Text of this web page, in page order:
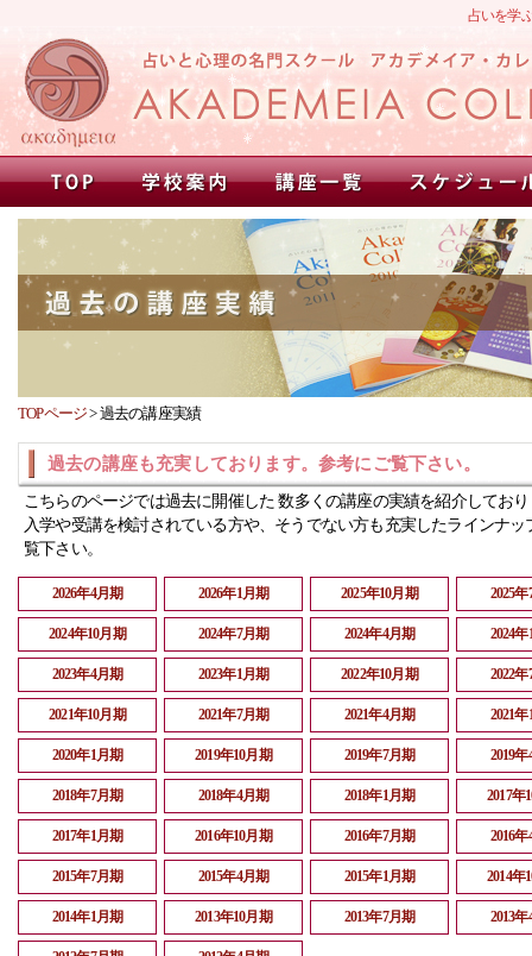
占いを学
TOPページ>過去の講座実績
過去の講座も充実しております。参考にご覧下さい。
こちらのページでは過去に開催した 数多くの講座の実績を紹介してお
入学や受講を検討されている方や、そうでない方も充実したラインナッ
覧下さい。
2026年4月期 2026年1月期 2025年10月期 2025
2024年10月期 2024年7月期 2024年4月期 2024
2023年4月期 2023年1月期 2022年10月期 2022
2021年10月期 2021年7月期 2021年4月期 2021
2020年1月期 2019年10月期 2019年7月期 2019
2018年7月期 2018年4月期 2018年1月期 2017年
2017年1月期 2016年10月期 2016年7月期 2016
2015年7月期 2015年4月期 2015年1月期 2014年
2014年1月期 2013年10月期 2013年7月期 2013